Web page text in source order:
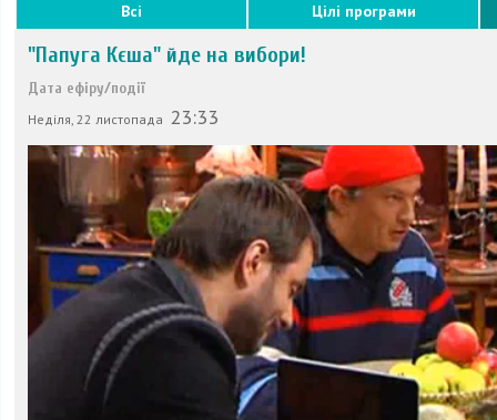
Всі Цілі програми
"Папуга Кєша" йде на вибори!
Дата ефіру/події
Неділя, 22 листопада 23:33